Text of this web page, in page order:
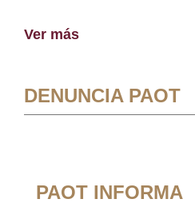
Ver más
DENUNCIA PAOT
PAOT INFORMA